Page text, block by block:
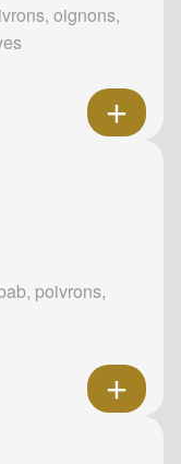
oignons,
poivrons,